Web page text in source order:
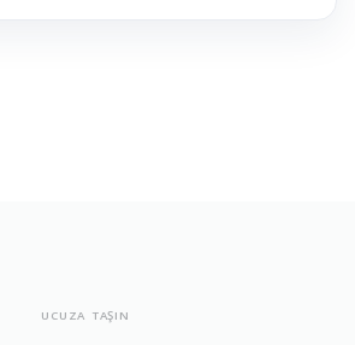
UCUZA TAŞIN